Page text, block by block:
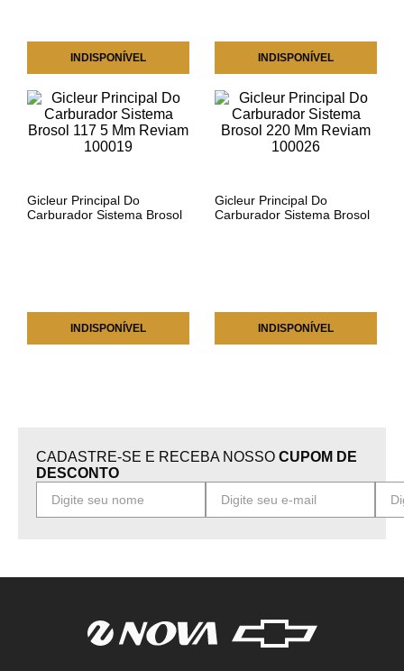
INDISPONÍVEL INDISPONÍVEL
Gicleur Principal Do
Carburador Sistema Brosol
INDISPONÍVEL
Gicleur Principal Do
Carburador Sistema Brosol
INDISPONÍVEL
CADASTRE-SE E RECEBA NOSSO CUPOM DE
DESCONTO